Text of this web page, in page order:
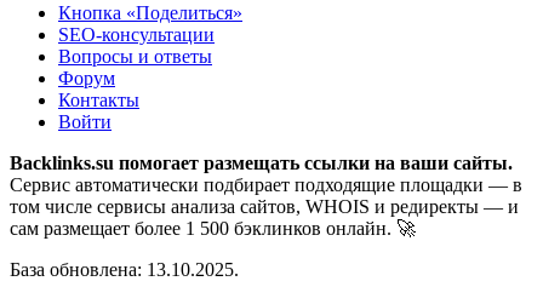
Кнопка «Поделиться»
SEO-консультации
Вопросы и ответы
Форум
Контакты
Войти
Backlinks.su помогает размещать ссылки на ваши сайты.
Сервис автоматически подбирает подходящие площадки — в
том числе сервисы анализа сайтов, WHOIS и редиректы — и
сам размещает более 1 500 бэклинков онлайн. 🚀
База обновлена: 13.10.2025.